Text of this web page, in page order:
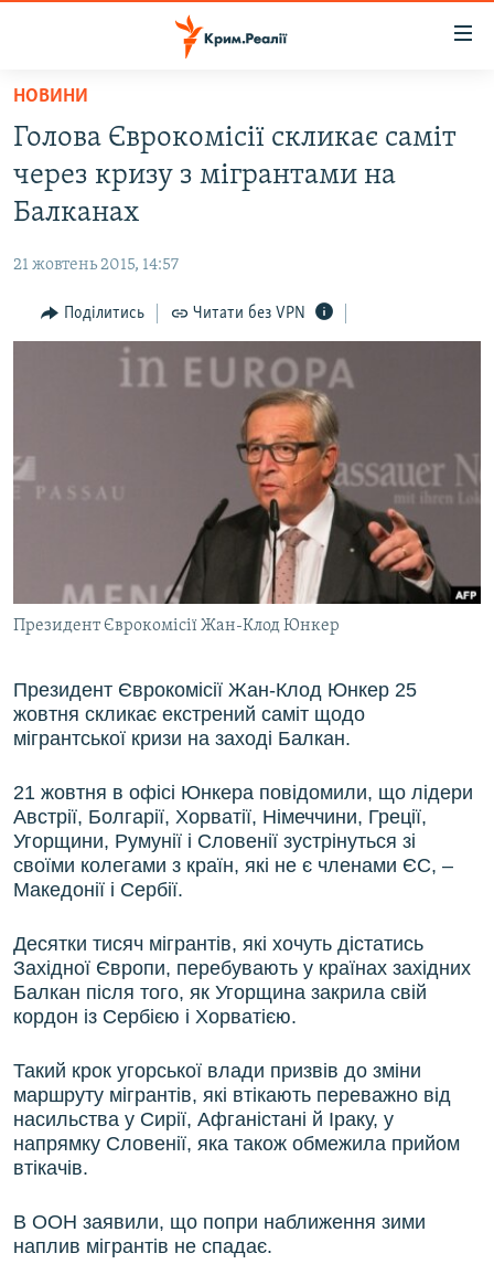
Перейти
основного
матеріалу
Перейти
до
основної
Перейти
до
ВІДЕО ТА ФОТО
БЛОГИ
ПОГЛЯД
УКРАЇНСЬКА ПРОБЛЕМА КРИМУ
ІНФОГРАФІКА
ЯК ОБІЙТИ БЛОКУВАННЯ
ДОЛУЧАЙСЯ!
Усі сайти RFE/RL
НОВИНИ
Голова Єврокомісії скликає саміт
через кризу з мігрантами на
Балканах
21 жовтень 2015, 14:57
Поділитись Читати без VPN
Президент Єврокомісії Жан-Клод Юнкер
Президент Єврокомісії Жан-Клод Юнкер 25
жовтня скликає екстрений саміт щодо
мігрантської кризи на заході Балкан.
21 жовтня в офісі Юнкера повідомили, що лідери
Австрії, Болгарії, Хорватії, Німеччини, Греції,
Угорщини, Румунії і Словенії зустрінуться зі
своїми колегами з країн, які не є членами ЄС, –
Македонії і Сербії.
Десятки тисяч мігрантів, які хочуть дістатись
Західної Європи, перебувають у країнах західних
Балкан після того, як Угорщина закрила свій
кордон із Сербією і Хорватією.
Такий крок угорської влади призвів до зміни
маршруту мігрантів, які втікають переважно від
насильства у Сирії, Афганістані й Іраку, у
напрямку Словенії, яка також обмежила прийом
втікачів.
В ООН заявили, що попри наближення зими
наплив мігрантів не спадає.